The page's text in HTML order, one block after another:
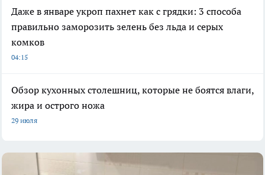
Даже в январе укроп пахнет как с грядки: 3 способа
правильно заморозить зелень без льда и серых
комков
04:15
Обзор кухонных столешниц, которые не боятся влаги,
жира и острого ножа
29 июля